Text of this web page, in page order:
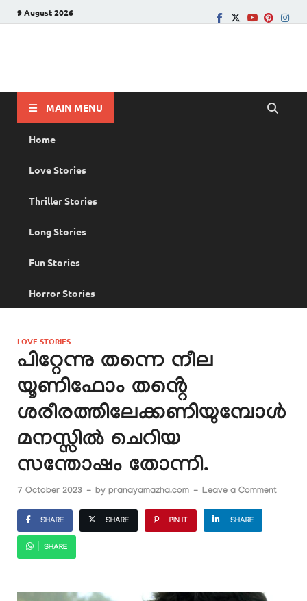
9 August 2026
MAIN MENU
Home
Love Stories
Thriller Stories
Long Stories
Fun Stories
Horror Stories
LOVE STORIES
പിറ്റേന്നു തന്നെ നീല
യൂണിഫോം തൻ്റെ
ശരീരത്തിലേക്കണിയുമ്പോൾ
മനസ്സിൽ ചെറിയ
സന്തോഷം തോന്നി.
7 October 2023 - by pranayamazha.com - Leave a Comment
SHARE SHARE PIN IT SHARE
SHARE